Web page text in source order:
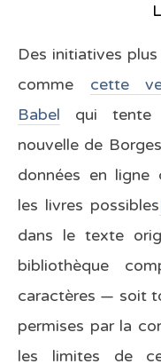
Des initiatives
comme cette
Babel qui tente
nouvelle de
données en ligne
les livres possibles
dans le texte
bibliothèque
caractères — soit
permises par la
les limites de